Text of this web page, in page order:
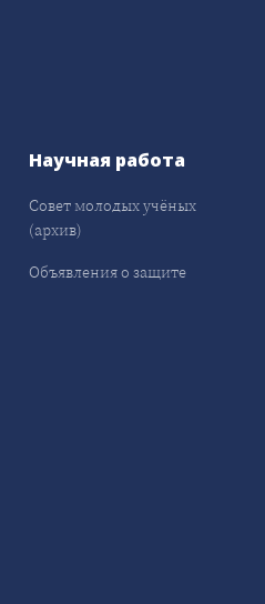
Научная работа
Совет молодых учёных
(архив)
Объявления о защите